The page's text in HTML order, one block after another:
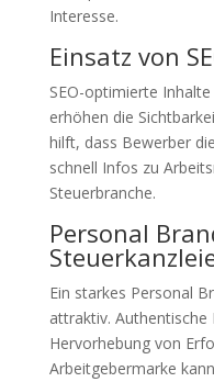
Interesse.
Einsatz von
SEO-optimierte
erhöhen die
hilft, dass Bewerber
schnell Infos zu
Steuerbranche.
Personal
Ein starkes Personal
attraktiv. Authentische
Hervorhebung von
Arbeitgebermarke